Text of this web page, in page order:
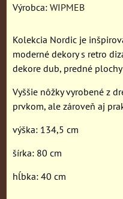
Výrobca: WIPMEB
Kolekcia Nordic je
moderné dekory s retro
dekore dub, predné
Vyššie nôžky vyrobené z
prvkom, ale zároveň aj
výška: 134,5 cm
šírka: 80 cm
hĺbka: 40 cm